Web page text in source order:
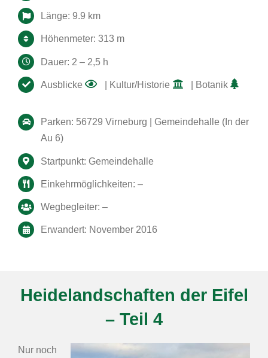
Länge: 9.9 km
Höhenmeter: 313 m
Dauer: 2 – 2,5 h
Ausblicke | Kultur/Historie | Botanik
Parken: 56729 Virneburg | Gemeindehalle (In der
Au 6)
Startpunkt: Gemeindehalle
Einkehrmöglichkeiten: –
Wegbegleiter: –
Erwandert: November 2016
Heidelandschaften der Eifel
– Teil 4
Nur noch